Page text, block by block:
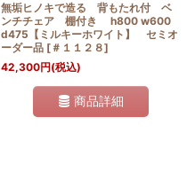
無垢ヒノキで造る 背もたれ付 ベ
ンチチェア 棚付き h800 w600
d475【ミルキーホワイト】 セミオ
ーダー品 [ ＃１１２８]
42,300円(税込)
商品詳細